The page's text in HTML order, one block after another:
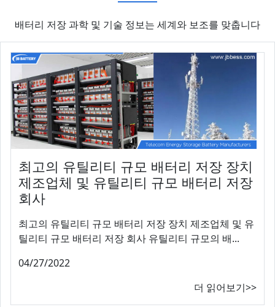
배터리 저장 과학 및 기술 정보는 세계와 보조를 맞춥니다
최고의 유틸리티 규모 배터리 저장 장치
제조업체 및 유틸리티 규모 배터리 저장
회사
최고의 유틸리티 규모 배터리 저장 장치 제조업체 및 유
틸리티 규모 배터리 저장 회사 유틸리티 규모의 배...
04/27/2022
더 읽어보기>>